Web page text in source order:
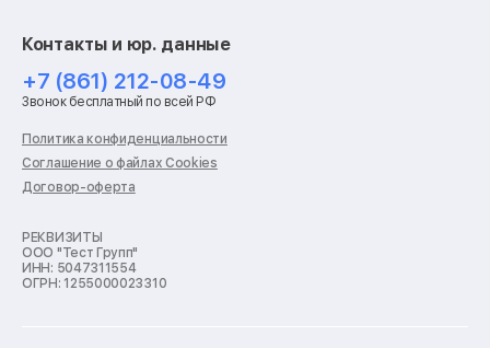
Ремонт роботов-пылесосов
Ремонт холодильников
Ремонт стиральных машин
Ремонт пылесосов
Ремонт варочных панелей
Ремонт духовых шкафов
Ремонт кондиционеров
Ремонт кухонных комбайнов
Ремонт морозильных камер
Ремонт отпаривателей
Ремонт плоттеров
Контакты и юр. данные
+7 (861) 212-08-49
Звонок бесплатный по всей РФ
Политика конфиденциальности
Соглашение о файлах Cookies
Договор-оферта
РЕКВИЗИТЫ
ООО "Тест Групп"
ИНН: 5047311554
ОГРН: 1255000023310